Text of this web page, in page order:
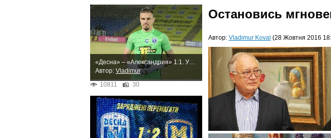
Остановись
Автор: Vladimur Koval (28 Жовтня 2016
«Десна» – «Александрия» 1:1. Упорная ничья
Автор: Vladimur
10811
30